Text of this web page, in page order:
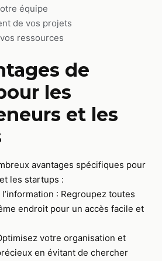
équipe
de vos projets
ressources
de
les
et les
avantages spécifiques pour
les startups :
: Regroupez toutes
endroit pour un accès facile et
votre organisation et
en évitant de chercher